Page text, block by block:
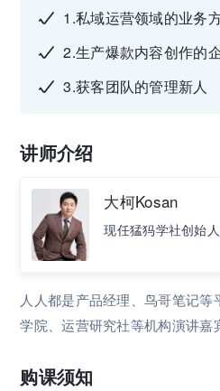
1.私域运营领域的业务
2.生产爆款内容创作的
3.获客团队的管理新人
讲师介绍
大柯Kosan
现任猛犸学社创始
人人都是产品经理、鸟哥笔记
学院、运营研究社等机构演讲嘉
购课须知